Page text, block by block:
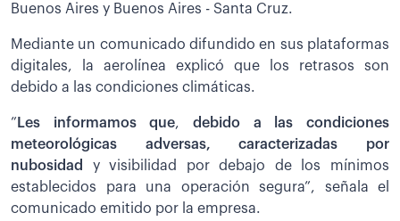
Buenos Aires y Buenos Aires - Santa Cruz.
Mediante un comunicado difundido en sus plataformas
digitales, la aerolínea explicó que los retrasos son
debido a las condiciones climáticas.
” Les informamos que, debido a las condiciones
meteorológicas adversas, caracterizadas por
nubosidad y visibilidad por debajo de los mínimos
establecidos para una operación segura”, señala el
comunicado emitido por la empresa.